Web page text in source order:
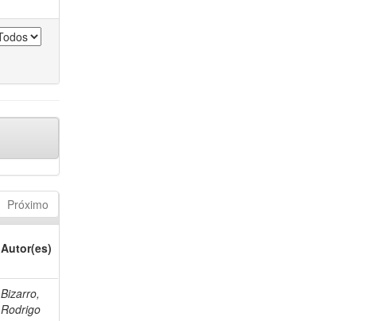
Próximo
Autor(es)
Bizarro,
Rodrigo